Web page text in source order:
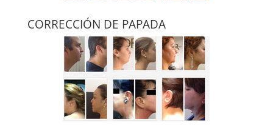
CORRECCIÓN DE PAPADA